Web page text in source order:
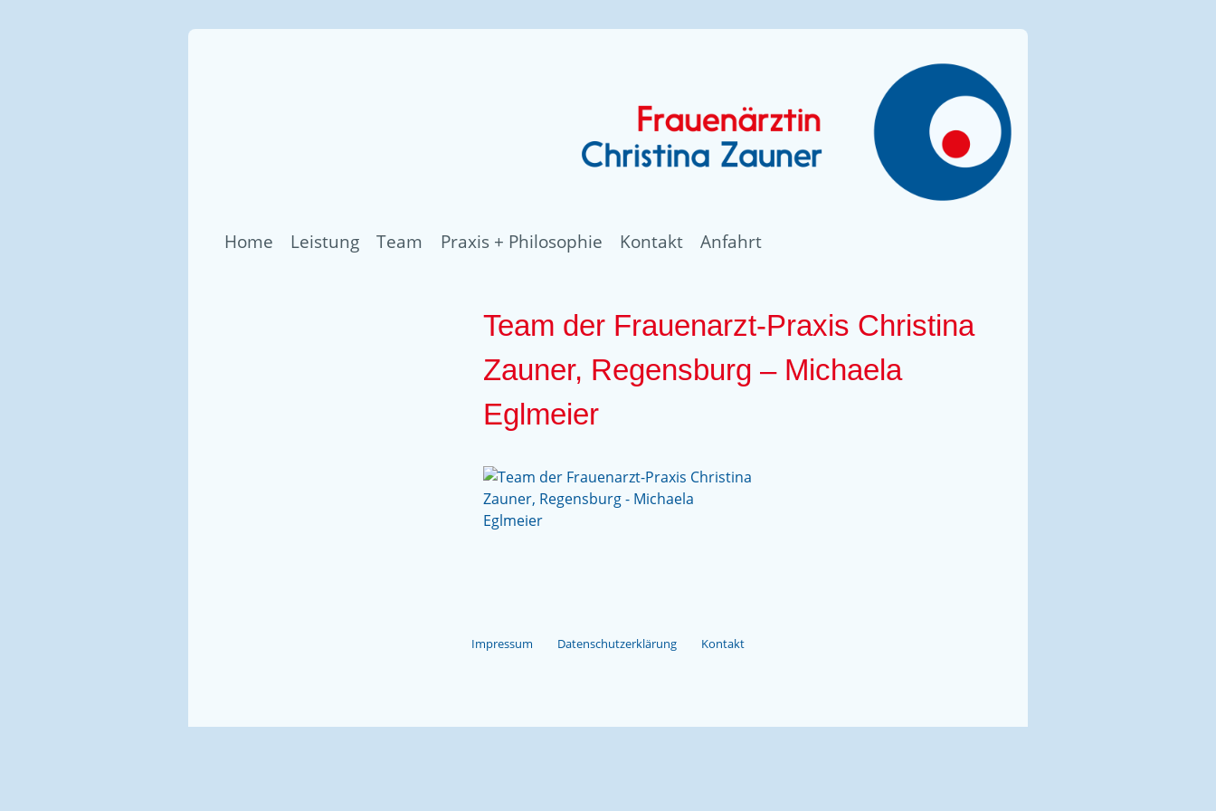
Home Leistung Team Praxis + Philosophie Kontakt Anfahrt
Team der Frauenarzt-Praxis Christina
Zauner, Regensburg – Michaela
Eglmeier
Impressum Datenschutzerklärung Kontakt